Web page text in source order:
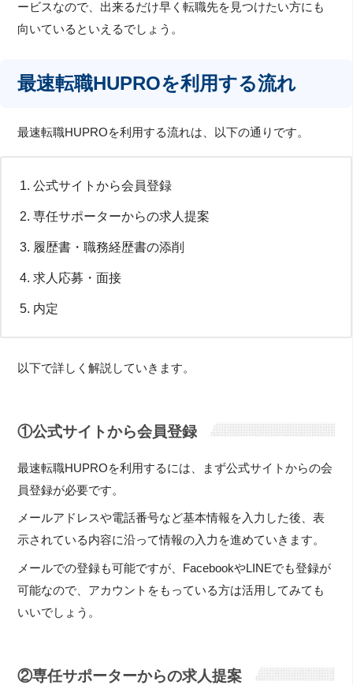
ービスなので、出来るだけ早く転職先を見つけたい方にも
向いているといえるでしょう。
最速転職HUPROを利用する流れ
最速転職HUPROを利用する流れは、以下の通りです。
公式サイトから会員登録
専任サポーターからの求人提案
履歴書・職務経歴書の添削
求人応募・面接
内定
以下で詳しく解説していきます。
①公式サイトから会員登録
最速転職HUPROを利用するには、まず公式サイトからの会
員登録が必要です。
メールアドレスや電話番号など基本情報を入力した後、表
示されている内容に沿って情報の入力を進めていきます。
メールでの登録も可能ですが、FacebookやLINEでも登録が
可能なので、アカウントをもっている方は活用してみても
いいでしょう。
②専任サポーターからの求人提案